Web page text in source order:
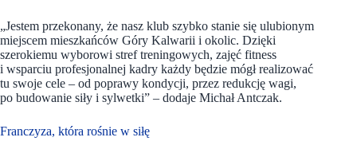
„Jestem przekonany, że nasz klub szybko stanie się ulubionym
miejscem mieszkańców Góry Kalwarii i okolic. Dzięki
szerokiemu wyborowi stref treningowych, zajęć fitness
i wsparciu profesjonalnej kadry każdy będzie mógł realizować
tu swoje cele – od poprawy kondycji, przez redukcję wagi,
po budowanie siły i sylwetki” – dodaje Michał Antczak.
Franczyza, która rośnie w siłę